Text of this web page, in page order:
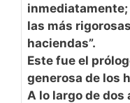
las más
haciendas”.
Este fue el
generosa de los
A lo largo de